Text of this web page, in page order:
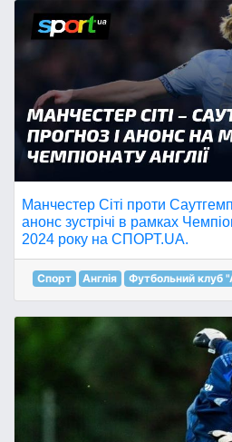
Манчестер Сіті проти
анонс зустрічі в рамках
2024 року на СПОРТ.UA.
Спорт Англія Футбольний клуб